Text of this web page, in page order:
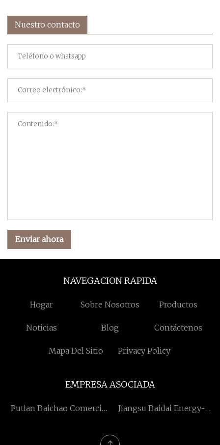
Nuestro contacto
Enviar ahora
NAVEGACION RAPIDA
Hogar Sobre Nosotros Productos
Noticias Blog Contáctenos
Mapa Del Sitio Privacy Policy
EMPRESA ASOCIADA
Putian Baichao Comercio
Jiangsu Baidai Energy-